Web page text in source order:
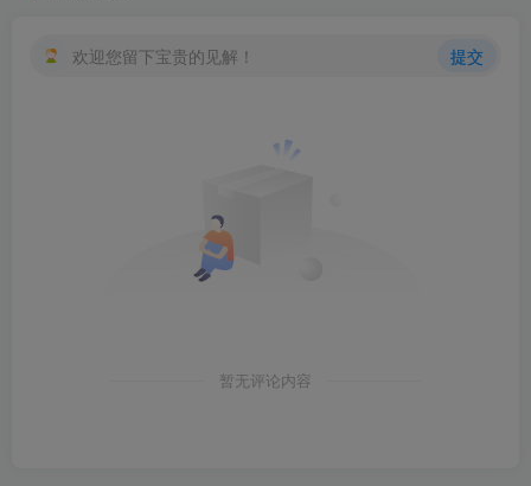
欢迎您留下宝贵的见解！ 提交
暂无评论内容